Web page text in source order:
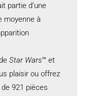
partie d’une
moyenne à
Star Wars™ et
plaisir ou offrez
921 pièces